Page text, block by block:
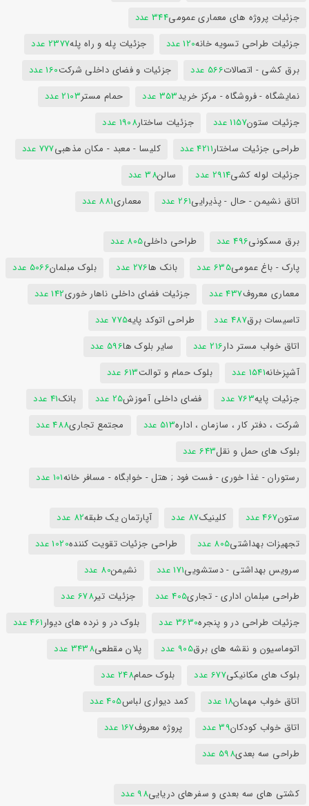
جزئیات پروژه های معماری عمومی344 عدد
جزئیات طراحی تسویه خانه120 عدد جزئیات پله و راه پله2377 عدد
برق کشی - اتصالات566 عدد جزئیات و فضای داخلی شرکت160 عدد
نمایشگاه - فروشگاه - مرکز خرید353 عدد حمام مستر2103 عدد
جزئیات ستون1157 عدد جزئیات ساختار1908 عدد
طراحی جزئیات ساختار4211 عدد کلیسا - معبد - مکان مذهبی777 عدد
جزئیات لوله کشی2914 عدد سالن38 عدد
اتاق نشیمن - حال - پذیرایی261 عدد معماری881 عدد
برق مسکونی496 عدد طراحی داخلی805 عدد
پارک - باغ عمومی635 عدد بانک ها276 عدد بلوک مبلمان5066 عدد
معماری معروف437 عدد جزئیات فضای داخلی ناهار خوری142 عدد
تاسیسات برق487 عدد طراحی اتوکد پایه775 عدد
اتاق خواب مستر دار216 عدد سایر بلوک ها596 عدد
آشپزخانه1541 عدد بلوک حمام و توالت613 عدد
جزئیات پایه763 عدد فضای داخلی آموزش25 عدد بانک41 عدد
شرکت ، دفتر کار ، سازمان ، اداره513 عدد مجتمع تجاری488 عدد
بلوک های حمل و نقل643 عدد
رستوران - غذا خوری - فست فود ; هتل - خوابگاه - مسافر خانه101 عدد
ستون467 عدد کلینیک87 عدد آپارتمان یک طبقه82 عدد
تجهیزات بهداشتی805 عدد طراحی جزئیات تقویت کننده1020 عدد
سرویس بهداشتی - دستشویی171 عدد نشیمن80 عدد
طراحی مبلمان اداری - تجاری405 عدد جزئیات تیر678 عدد
جزئیات طراحی در و پنجره3630 عدد بلوک در و نرده های دیوار461 عدد
اتوماسیون و نقشه های برق905 عدد پلان مقطعی3438 عدد
بلوک های مکانیکی677 عدد بلوک حمام248 عدد
اتاق خواب مهمان18 عدد کمد دیواری لباس405 عدد
اتاق خواب کودکان39 عدد پروژه معروف167 عدد
طراحی سه بعدی598 عدد
کشتی های سه بعدی و سفرهای دریایی98 عدد